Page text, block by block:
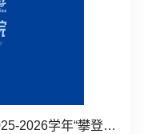
登之星奖学金”候选人名单公...